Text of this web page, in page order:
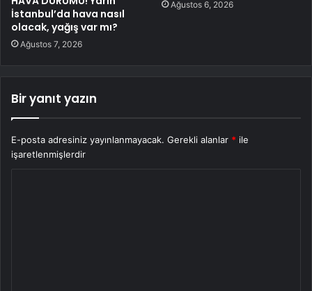
İstanbul’da hava nasıl
olacak, yağış var mı?
Ağustos 7, 2026
Ağustos 6, 2026
Bir yanıt yazın
E-posta adresiniz yayınlanmayacak. Gerekli alanlar * ile
işaretlenmişlerdir